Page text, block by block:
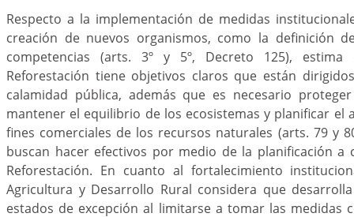
Respecto a la implementación de medidas
creación de nuevos organismos, como la definición
competencias (arts. 3º y 5º, Decreto 125),
Reforestación tiene objetivos claros que están
calamidad pública, además que es necesario
mantener el equilibrio de los ecosistemas y planificar el
fines comerciales de los recursos naturales (arts. 79 y
buscan hacer efectivos por medio de la planificación a
Reforestación. En cuanto al fortalecimiento
Agricultura y Desarrollo Rural considera que
estados de excepción al limitarse a tomar las medidas